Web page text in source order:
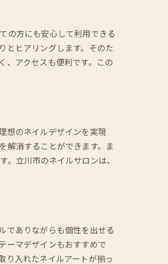
の方にも安心して利用できる
とヒアリングします。そのた
、アクセスも便利です。この
想のネイルデザインを実現
解消することができます。ま
立川市のネイルサロンは、
でありながらも個性を出せる
ーマデザインもおすすめで
り入れたネイルアートが揃っ